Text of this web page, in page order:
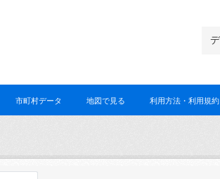
市町村データ 地図で見る 利用方法・利用規約